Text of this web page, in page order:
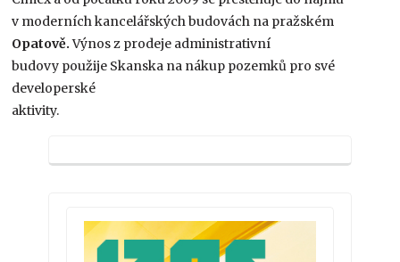
v moderních kancelářských budovách na pražském
Opatově.Výnos z prodeje administrativní
budovy použije Skanska na nákup pozemků pro své
developerské
aktivity.